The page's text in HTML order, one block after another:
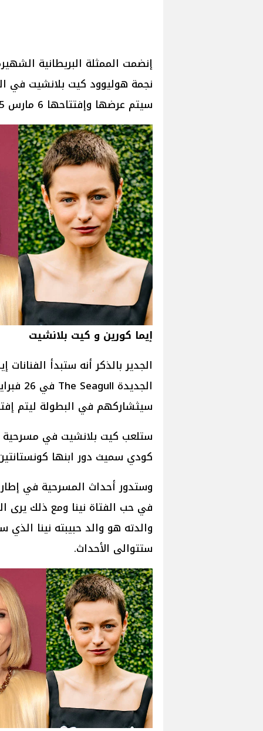
سيتم عرضها وإفتتاحها 6 مارس 2025.
إيما كورين و كيت بلانشيت
الجدير بالذكر أنه ستبدأ
سيثشاركهم في البطولة ليتم إفتتاح
كودي سميث دور ابنها
وستدور أحداث المسرحية في
في حب الفتاة نينا ومع ذلك يرى
والدته هو والد حبيبته نينا
ستتوالى الأحداث.